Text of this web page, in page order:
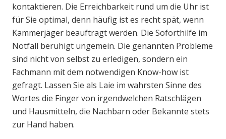
kontaktieren. Die Erreichbarkeit rund um die Uhr ist
für Sie optimal, denn häufig ist es recht spät, wenn
Kammerjäger beauftragt werden. Die Soforthilfe im
Notfall beruhigt ungemein. Die genannten Probleme
sind nicht von selbst zu erledigen, sondern ein
Fachmann mit dem notwendigen Know-how ist
gefragt. Lassen Sie als Laie im wahrsten Sinne des
Wortes die Finger von irgendwelchen Ratschlägen
und Hausmitteln, die Nachbarn oder Bekannte stets
zur Hand haben.